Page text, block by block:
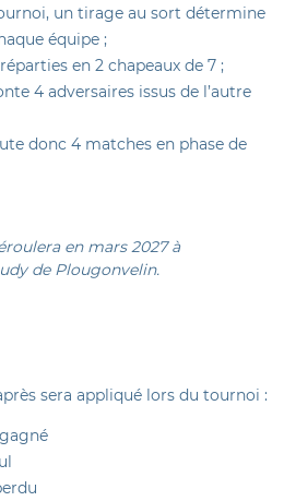
un tirage au sort détermine
équipe ;
en 2 chapeaux de 7 ;
4 adversaires issus de l’autre
donc 4 matches en phase de
en mars 2027 à
de Plougonvelin.
sera appliqué lors du tournoi :